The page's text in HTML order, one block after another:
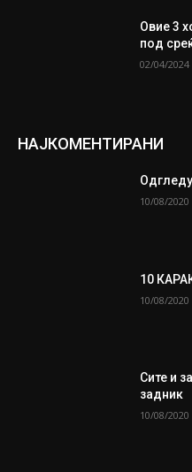
Овие 3
под
02/04/2024
НАЈКОМЕНТИРАНИ
10/08/2020
10
10/08/2020
Сите и
задник
10/08/2020